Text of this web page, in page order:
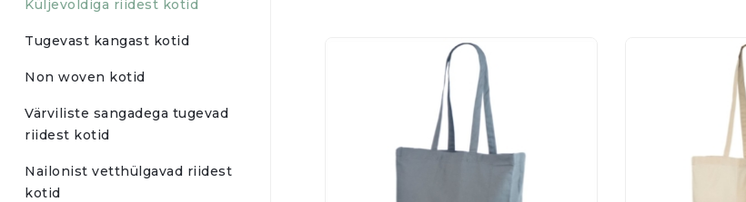
Küljevoldiga riidest kotid
Tugevast kangast kotid
Non woven kotid
Värviliste sangadega tugevad
riidest kotid
Nailonist vetthülgavad riidest
kotid